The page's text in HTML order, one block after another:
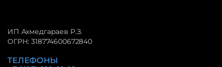
ИП Ахмедгараев Р.З.
ОГРН: 318774600672840
ТЕЛЕФОНЫ